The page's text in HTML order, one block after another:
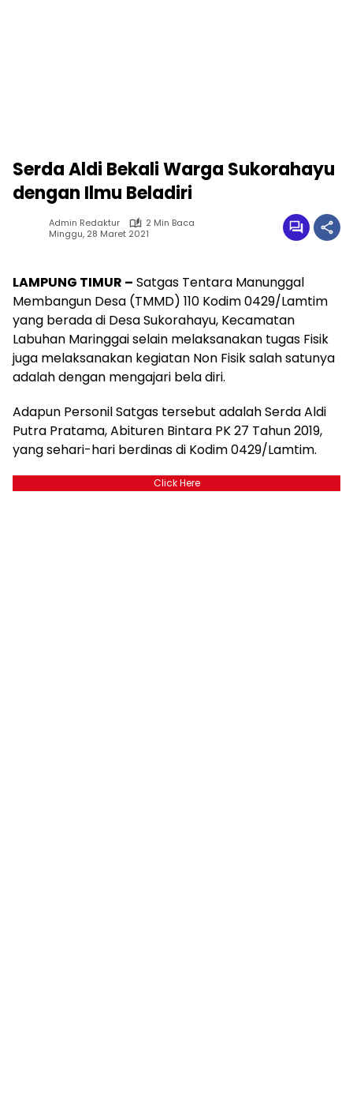
Serda Aldi Bekali Warga Sukorahayu
dengan Ilmu Beladiri
Admin Redaktur
2 Min Baca
Minggu, 28 Maret 2021
LAMPUNG TIMUR – Satgas Tentara Manunggal
Membangun Desa (TMMD) 110 Kodim 0429/Lamtim
yang berada di Desa Sukorahayu, Kecamatan
Labuhan Maringgai selain melaksanakan tugas Fisik
juga melaksanakan kegiatan Non Fisik salah satunya
adalah dengan mengajari bela diri.
Adapun Personil Satgas tersebut adalah Serda Aldi
Putra Pratama, Abituren Bintara PK 27 Tahun 2019,
yang sehari-hari berdinas di Kodim 0429/Lamtim.
Click Here